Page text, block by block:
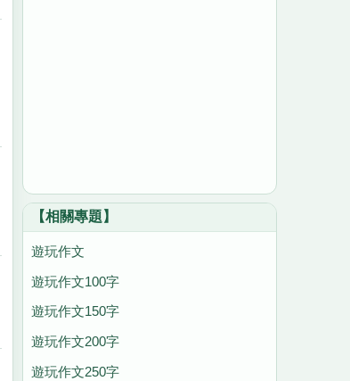
【相關專題】
遊玩作文
遊玩作文100字
遊玩作文150字
遊玩作文200字
遊玩作文250字